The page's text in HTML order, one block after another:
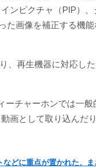
ンピクチャ（PIP）
た画像を補正する機
、再生機器に対応し
チャーホンでは一
画として取り込ん
などに重点が置かれた、